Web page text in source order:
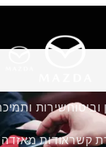
שירות ותמיכה
קשראודות מאזדה